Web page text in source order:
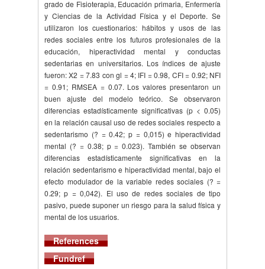
grado de Fisioterapia, Educación primaria, Enfermería
y Ciencias de la Actividad Física y el Deporte. Se
utilizaron los cuestionarios: hábitos y usos de las
redes sociales entre los futuros profesionales de la
educación, hiperactividad mental y conductas
sedentarias en universitarios. Los índices de ajuste
fueron: X2 = 7.83 con gl = 4; IFI = 0.98, CFI = 0.92; NFI
= 0.91; RMSEA = 0.07. Los valores presentaron un
buen ajuste del modelo teórico. Se observaron
diferencias estadísticamente significativas (p < 0.05)
en la relación causal uso de redes sociales respecto a
sedentarismo (? = 0.42; p = 0,015) e hiperactividad
mental (? = 0.38; p = 0.023). También se observan
diferencias estadísticamente significativas en la
relación sedentarismo e hiperactividad mental, bajo el
efecto modulador de la variable redes sociales (? =
0.29; p = 0,042). El uso de redes sociales de tipo
pasivo, puede suponer un riesgo para la salud física y
mental de los usuarios.
References
Fundref